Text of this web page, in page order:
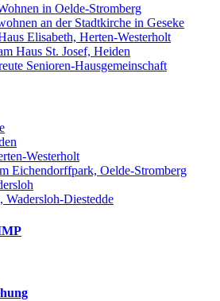
in Oelde-Stromberg
an der Stadtkirche in Geseke
Elisabeth, Herten-Westerholt
Haus St. Josef, Heiden
Senioren-Hausgemeinschaft
Westerholt
Eichendorffpark, Oelde-Stromberg
Wadersloh-Diestedde